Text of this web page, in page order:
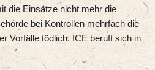
die Einsätze nicht mehr die
bei Kontrollen mehrfach die
Vorfälle tödlich. ICE beruft sich in